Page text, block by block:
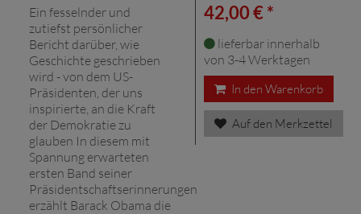
Ein fesselnder und
zutiefst persönlicher
Bericht darüber, wie
Geschichte geschrieben
wird - von dem US-
Präsidenten, der uns
inspirierte, an die Kraft
der Demokratie zu
glauben In diesem mit
Spannung erwarteten
ersten Band seiner
Präsidentschaftserinnerungen
erzählt Barack Obama die
42,00 € *
lieferbar innerhalb
von 3-4 Werktagen
In den Warenkorb
Auf den Merkzettel